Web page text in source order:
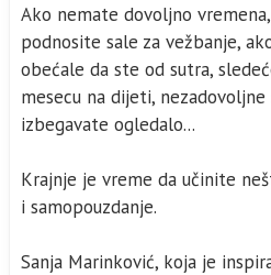
Ako nemate dovoljno
podnosite sale za vežbanje,
obećale da ste od sutra,
mesecu na dijeti,
izbegavate ogledalo...
Krajnje je vreme da učinite
i samopouzdanje.
Sanja Marinković, koja je